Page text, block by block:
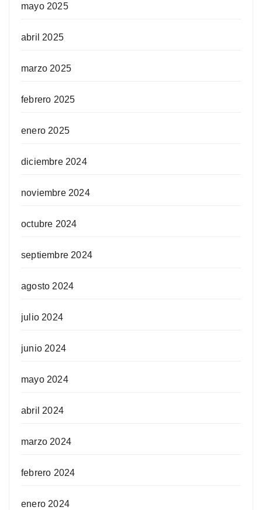
mayo 2025
abril 2025
marzo 2025
febrero 2025
enero 2025
diciembre 2024
noviembre 2024
octubre 2024
septiembre 2024
agosto 2024
julio 2024
junio 2024
mayo 2024
abril 2024
marzo 2024
febrero 2024
enero 2024